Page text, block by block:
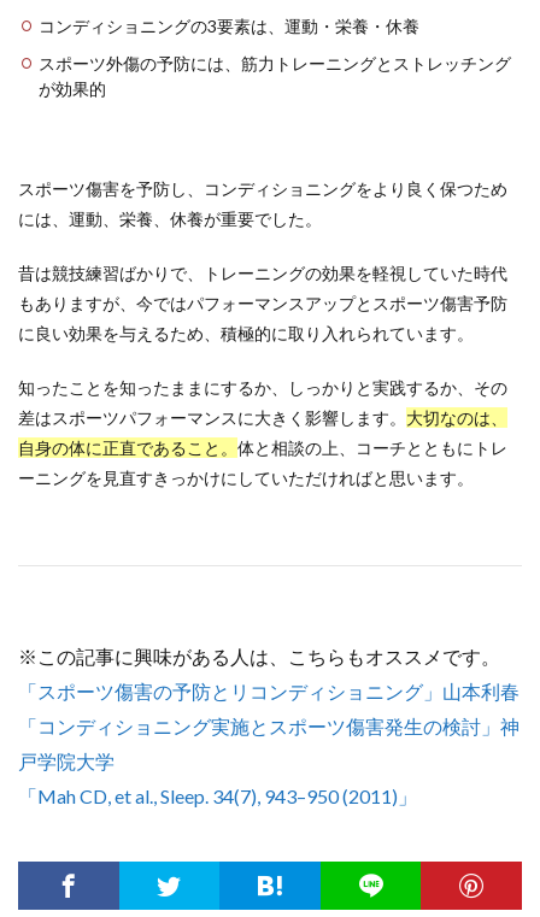
コンディショニングの3要素は、運動・栄養・休養
スポーツ外傷の予防には、筋力トレーニングとストレッチング
が効果的
スポーツ傷害を予防し、コンディショニングをより良く保つため
には、運動、栄養、休養が重要でした。
昔は競技練習ばかりで、トレーニングの効果を軽視していた時代
もありますが、今ではパフォーマンスアップとスポーツ傷害予防
に良い効果を与えるため、積極的に取り入れられています。
知ったことを知ったままにするか、しっかりと実践するか、その
差はスポーツパフォーマンスに大きく影響します。 大切なのは、
自身の体に正直であること。 体と相談の上、コーチとともにトレ
ーニングを見直すきっかけにしていただければと思います。
※この記事に興味がある人は、こちらもオススメです。
「スポーツ傷害の予防とリコンディショニング」山本利春
「コンディショニング実施とスポーツ傷害発生の検討」神
戸学院大学
「Mah CD, et al., Sleep. 34(7), 943–950 (2011)」